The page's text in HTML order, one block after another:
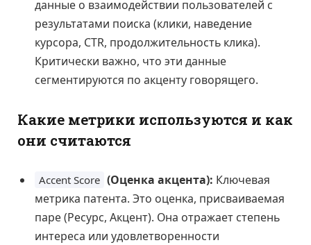
данные о взаимодействии пользователей с
результатами поиска (клики, наведение
курсора, CTR, продолжительность клика).
Критически важно, что эти данные
сегментируются по акценту говорящего.
Какие метрики используются и как
они считаются
Accent Score (Оценка акцента): Ключевая
метрика патента. Это оценка, присваиваемая
паре (Ресурс, Акцент). Она отражает степень
интереса или удовлетворенности